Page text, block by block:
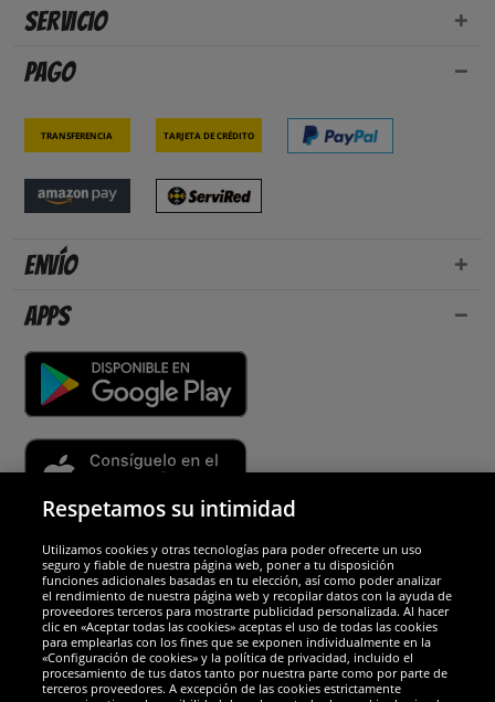
Servicio
Pago
Transferencia Tarjeta de crédito
Envío
Apps
Socios y seguridad
Galardones
Respetamos su intimidad
Utilizamos cookies y otras tecnologías para poder ofrecerte un uso
seguro y fiable de nuestra página web, poner a tu disposición
funciones adicionales basadas en tu elección, así como poder analizar
el rendimiento de nuestra página web y recopilar datos con la ayuda de
proveedores terceros para mostrarte publicidad personalizada. Al hacer
clic en «Aceptar todas las cookies» aceptas el uso de todas las cookies
para emplearlas con los fines que se exponen individualmente en la
«Configuración de cookies» y la política de privacidad, incluido el
procesamiento de tus datos tanto por nuestra parte como por parte de
terceros proveedores. A excepción de las cookies estrictamente